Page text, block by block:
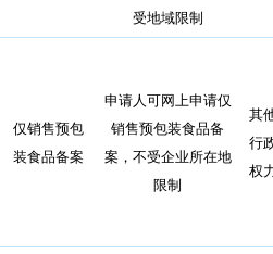
受地域限制
仅销售预包
装食品备案
申请人可网上申请仅
销售预包装食品备
案，不受企业所在地
限制
其
行
权